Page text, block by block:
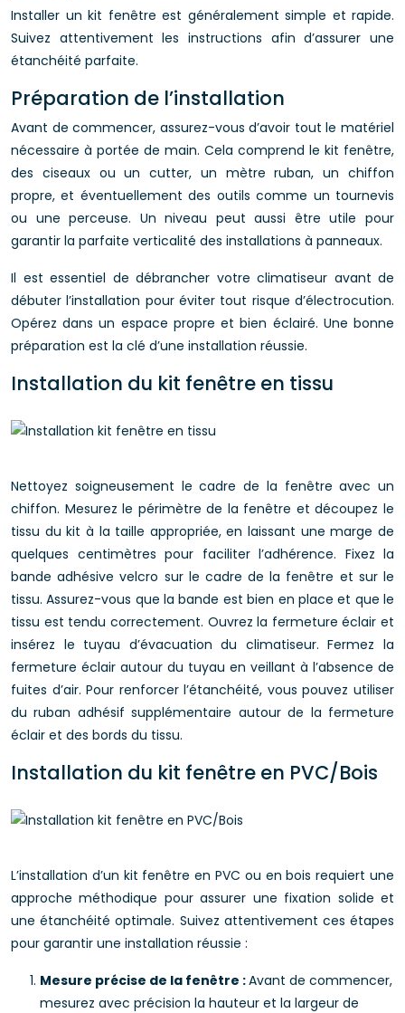
Installer un kit fenêtre est généralement simple et rapide.
Suivez attentivement les instructions afin d’assurer une
étanchéité parfaite.
Préparation de l’installation
Avant de commencer, assurez-vous d’avoir tout le matériel
nécessaire à portée de main. Cela comprend le kit fenêtre,
des ciseaux ou un cutter, un mètre ruban, un chiffon
propre, et éventuellement des outils comme un tournevis
ou une perceuse. Un niveau peut aussi être utile pour
garantir la parfaite verticalité des installations à panneaux.
Il est essentiel de débrancher votre climatiseur avant de
débuter l’installation pour éviter tout risque d’électrocution.
Opérez dans un espace propre et bien éclairé. Une bonne
préparation est la clé d’une installation réussie.
Installation du kit fenêtre en tissu
Nettoyez soigneusement le cadre de la fenêtre avec un
chiffon. Mesurez le périmètre de la fenêtre et découpez le
tissu du kit à la taille appropriée, en laissant une marge de
quelques centimètres pour faciliter l’adhérence. Fixez la
bande adhésive velcro sur le cadre de la fenêtre et sur le
tissu. Assurez-vous que la bande est bien en place et que le
tissu est tendu correctement. Ouvrez la fermeture éclair et
insérez le tuyau d’évacuation du climatiseur. Fermez la
fermeture éclair autour du tuyau en veillant à l’absence de
fuites d’air. Pour renforcer l’étanchéité, vous pouvez utiliser
du ruban adhésif supplémentaire autour de la fermeture
éclair et des bords du tissu.
Installation du kit fenêtre en PVC/Bois
L’installation d’un kit fenêtre en PVC ou en bois requiert une
approche méthodique pour assurer une fixation solide et
une étanchéité optimale. Suivez attentivement ces étapes
pour garantir une installation réussie :
Mesure précise de la fenêtre :Avant de commencer,
mesurez avec précision la hauteur et la largeur de